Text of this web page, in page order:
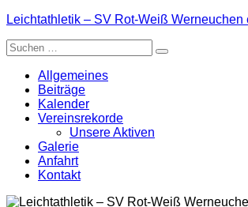
Zum
springen
Leichtathletik – SV Rot-Weiß Werneuchen
Suche
nach:
Allgemeines
Beiträge
Kalender
Vereinsrekorde
Unsere Aktiven
Galerie
Anfahrt
Kontakt